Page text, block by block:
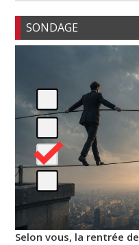
SONDAGE
Selon vous, la rentrée